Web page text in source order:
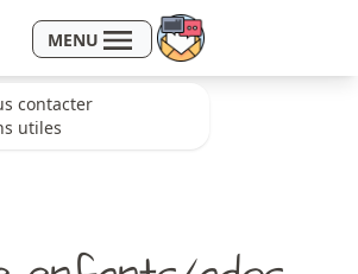
MENU
contacter
utiles